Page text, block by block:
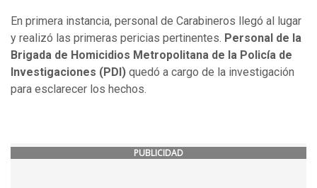
En primera instancia, personal de Carabineros llegó al lugar
y realizó las primeras pericias pertinentes. Personal de la
Brigada de Homicidios Metropolitana de la Policía de
Investigaciones (PDI) quedó a cargo de la investigación
para esclarecer los hechos.
PUBLICIDAD